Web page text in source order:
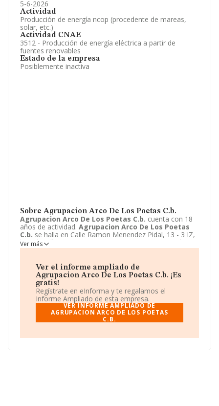
5-6-2026
Actividad
Producción de energía ncop (procedente de mareas,
solar, etc.)
Actividad CNAE
3512 - Producción de energía eléctrica a partir de
fuentes renovables
Estado de la empresa
Posiblemente inactiva
Sobre Agrupacion Arco De Los Poetas C.b.
Agrupacion Arco De Los Poetas C.b. cuenta con 18
años de actividad. Agrupacion Arco De Los Poetas
C.b. se halla en Calle Ramon Menendez Pidal, 13 - 3 IZ,
la roda, Albacete. La empresa enmarca su principal
actividad CNAE como 3512 - Producción de energía
Arco De Los Poetas C.b.toma la forma jurídica de
Comunidad de bienes.
Ver más
Ver el informe ampliado de
Agrupacion Arco De Los Poetas C.b. ¡Es
gratis!
Regístrate en eInforma y te regalamos el
Informe Ampliado de esta empresa.
VER INFORME AMPLIADO DE
AGRUPACION ARCO DE LOS POETAS
C.B.